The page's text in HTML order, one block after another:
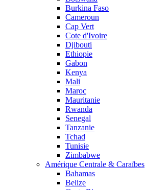
Burkina Faso
Cameroun
Cap Vert
Cote d'Ivoire
Djibouti
Ethiopie
Gabon
Kenya
Mali
Maroc
Mauritanie
Rwanda
Senegal
Tanzanie
Tchad
Tunisie
Zimbabwe
Amérique Centrale & Caraïbes
Bahamas
Belize